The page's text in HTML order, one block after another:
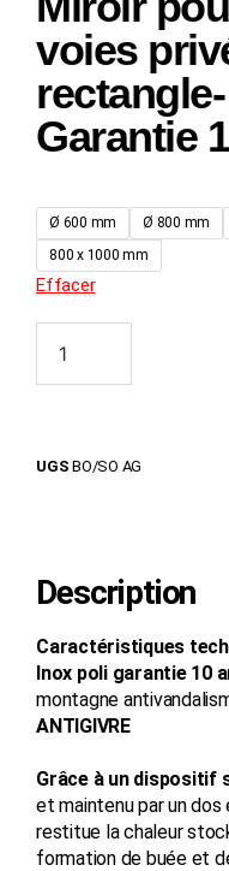
voies
Garantie
Ø 600 mm Ø 800 mm
800 x 1000 mm
Effacer
UGSBO/SO AG
Description
Caractéristiques
Inox poli garantie 10
montagne
ANTIGIVRE
Grâce à un dispositif
et maintenu par un dos
restitue la chaleur
formation de buée et